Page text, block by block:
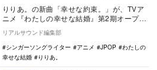
りりあ。の新曲「幸せな約束。」が、TVア
ニメ『わたしの幸せな結婚』第2期オープニ
ング主題歌に決定した。 同アニメは、
2019…
リアルサウンド編集部
シンガーソングライター
アニメ JPOP
わたしの
幸せな結婚
りりあ。